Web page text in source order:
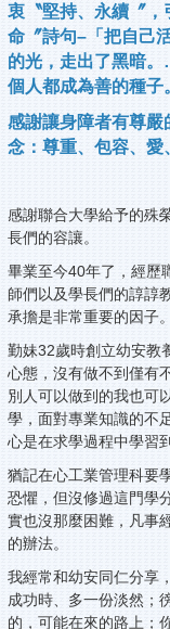
衷〝堅持、永續〞，
命〞詩句–「把自己
的光，走出了黑暗
個人都成為善的種子
感謝讓身障者有尊嚴
念：尊重、包容、愛
感謝聯合大學給予的殊
長們的容讓。
畢業至今40年了，經歷
師們以及學長們的諄諄
承擔是非常重要的因子。
勤妹32歲時創立幼安教
心態，沒有做不到僅有
別人可以做到的我也可
學，面對專業知識的不
心是在求學過程中學習
猶記在心工業管理科要
恐懼，但沒修過這門學
實也沒那麼困難，凡事
的辦法。
我經常和幼安同仁分享
成功時、多一份淡然；
的，可能在來的路上；